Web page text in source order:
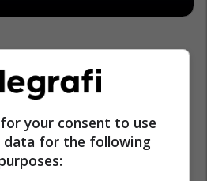
your consent to use
data for the following